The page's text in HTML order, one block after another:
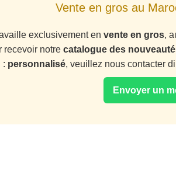
exclusivement en vente en gros,
recevoir notre catalogue des
personnalisé, veuillez nous contacter